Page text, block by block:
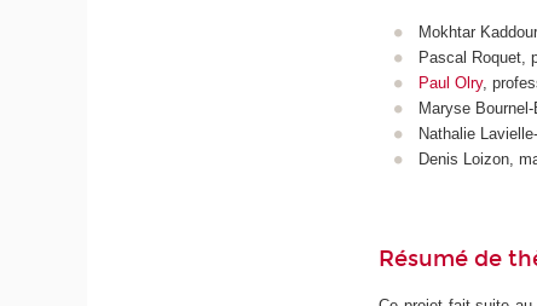
Mokhtar
Pascal Roquet,
Paul Olry,
Maryse
Nathalie
Denis Loizon,
Résumé de